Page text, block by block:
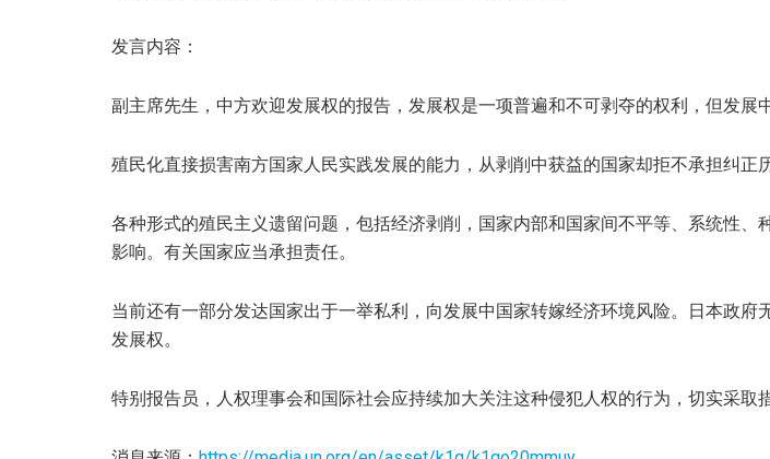
发言内容：
副主席先生，中方欢迎发展权的报告，发展权是一项普遍和不可剥夺的权利，但发展
殖民化直接损害南方国家人民实践发展的能力，从剥削中获益的国家却拒不承担纠正
各种形式的殖民主义遗留问题，包括经济剥削，国家内部和国家间不平等、系统性
影响。有关国家应当承担责任。
当前还有一部分发达国家出于一举私利，向发展中国家转嫁经济环境风险。日本政
发展权。
特别报告员，人权理事会和国际社会应持续加大关注这种侵犯人权的行为，切实采取